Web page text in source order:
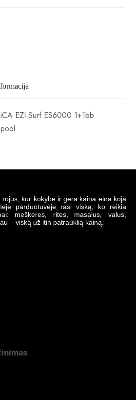
EZI Surf ES6000 1+1bb
kur kokybė ir gera kaina eina koja
parduotuvėje rasi viską, ko reikia
meškeres, rites, masalus, valus,
– viską už itin patrauklią kainą.